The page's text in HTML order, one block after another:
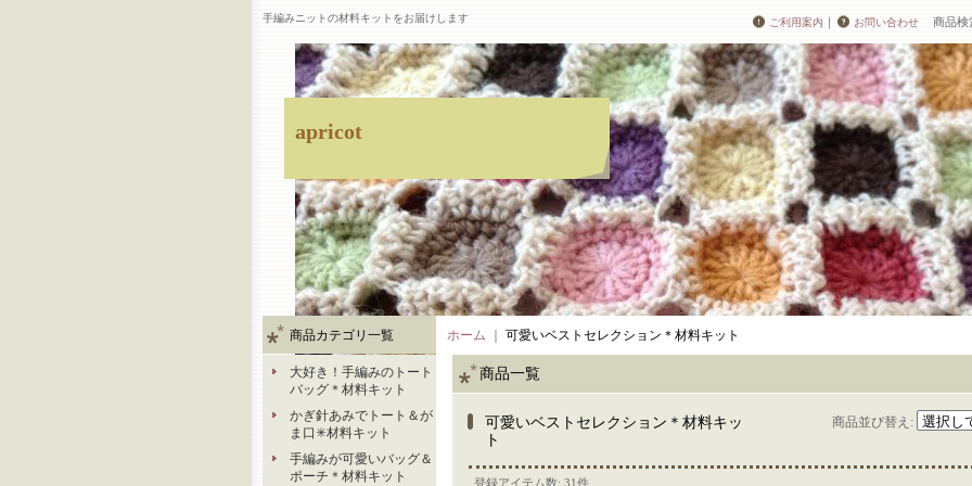
手編みニットの材料キットをお届けします
apricot
ご利用案内 ｜ お問い合わせ 商品検
商品カテゴリ一覧
大好き！手編みのトート
バッグ＊材料キット
かぎ針あみでトート＆が
ま口✳︎材料キット
手編みが可愛いバッグ＆
ポーチ＊材料キット
ホーム 可愛いベストセレクション＊材料キット
商品一覧
可愛いベストセレクション＊材料キッ
ト
商品並び替え :
登録アイテム数: 31件